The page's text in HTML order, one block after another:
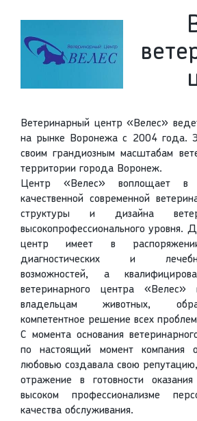
Ветеринарный центр «Велес»
на рынке Воронежа с 2004 года.
своим грандиозным масштабам
территории города Воронеж.
Центр «Велес» воплощает
качественной современной
структуры и дизайна
высокопрофессионального уровня.
центр имеет в
диагностических и лечебно-
возможностей, а
ветеринарного центра «Велес»
владельцам животных,
компетентное решение всех
С момента основания
по настоящий момент компания
любовью создавала свою
отражение в готовности
высоком профессионализме
качества обслуживания.